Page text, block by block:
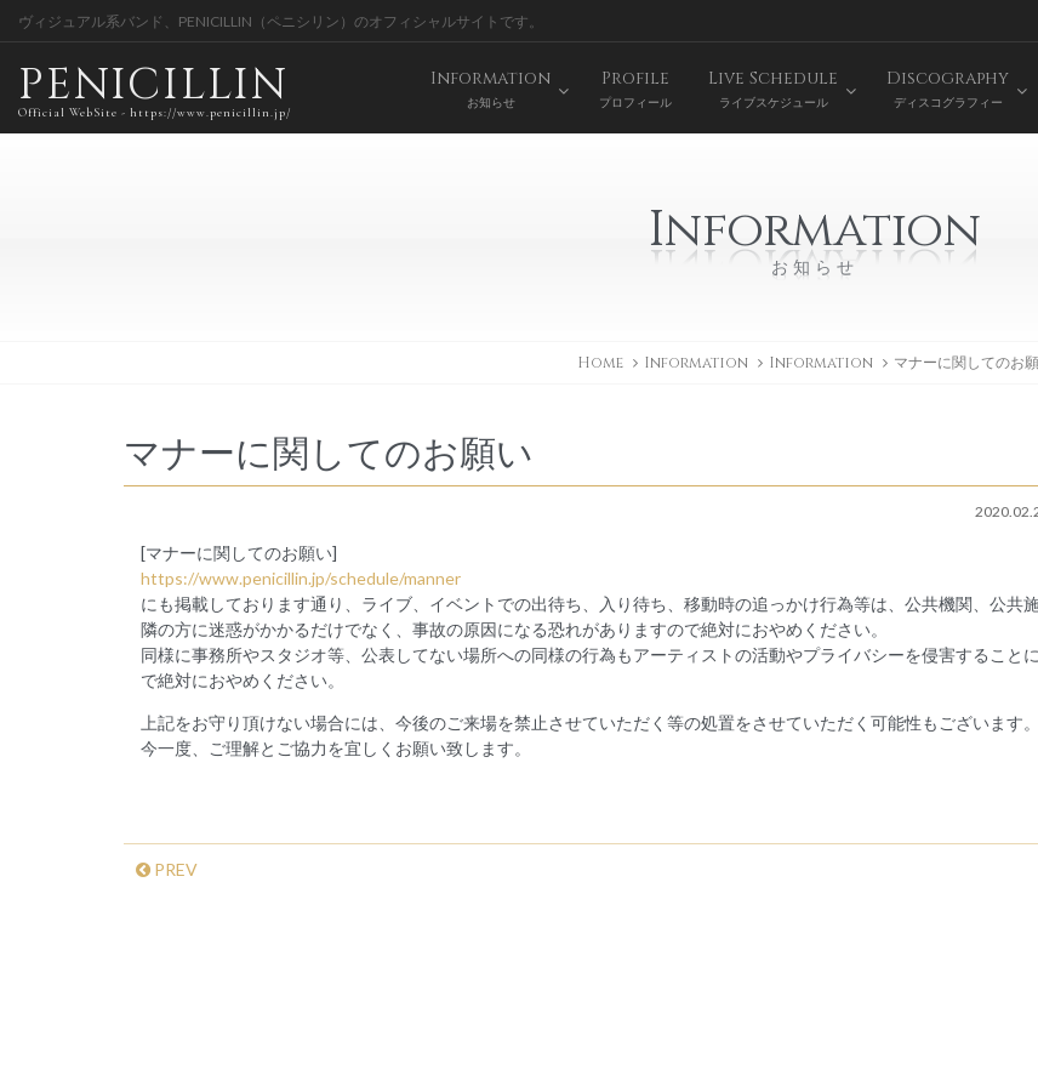
ヴィジュアル系バンド、PENICILLIN（ペニシリン）のオフィシャルサイトです。
PENICILLIN
Official WebSite - https://www.penicillin.jp/
Information
お知らせ
Profile
プロフィール
Live Schedule
ライブスケジュール
Discography
ディスコグラフィー
Information
お知らせ
Home Information Information マナーに関してのお
マナーに関してのお願い
[マナーに関してのお願い]
https://www.penicillin.jp/schedule/manner
にも掲載しております通り、ライブ、イベントでの出待ち、入り待ち、移動時の追っかけ行為等は、公共機関、公共
隣の方に迷惑がかかるだけでなく、事故の原因になる恐れがありますので絶対におやめください。
同様に事務所やスタジオ等、公表してない場所への同様の行為もアーティストの活動やプライバシーを侵害すること
で絶対におやめください。
上記をお守り頂けない場合には、今後のご来場を禁止させていただく等の処置をさせていただく可能性もございます。
今一度、ご理解とご協力を宜しくお願い致します。
PREV